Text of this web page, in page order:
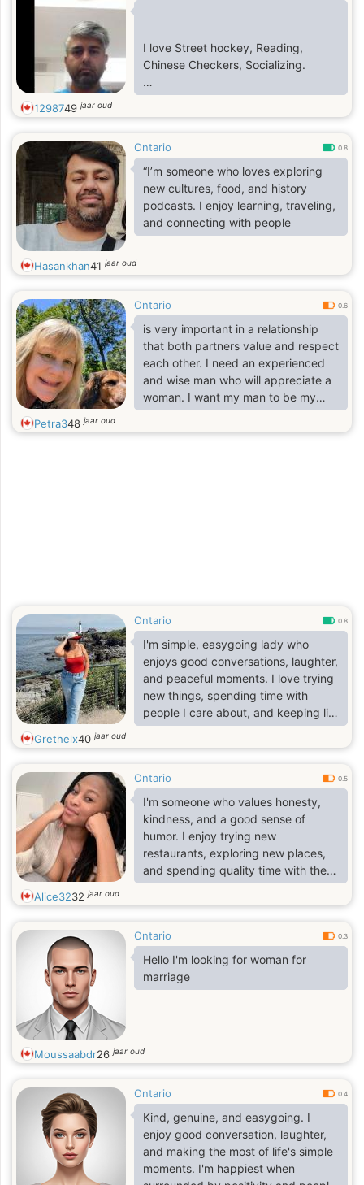
femme authentique, bienveillante et
ouverte d'esprit, avec qui construire
est l
I love Street hockey, Reading,
Chinese Checkers, Socializing.
I’m a fountain of knowledge.
Passionate about what I do.
-According to the definition of my
name.
1298749jaar oud
Ontario 0.8
“I’m someone who loves exploring
new cultures, food, and history
podcasts. I enjoy learning, traveling,
and connecting with people
Hasankhan41jaar oud
Ontario 0.6
is very important in a relationship
that both partners value and respect
each other. I need an experienced
and wise man who will appreciate a
woman. I want my man to be my
soulmate when everything is easy
and understandable in a
Petra348jaar oud
Ontario 0.8
I'm simple, easygoing lady who
enjoys good conversations, laughter,
and peaceful moments. I love trying
new things, spending time with
people I care about, and keeping life
positive.
Grethelx40jaar oud
Ontario 0.5
I'm someone who values honesty,
kindness, and a good sense of
humor. I enjoy trying new
restaurants, exploring new places,
and spending quality time with the
people I care about. I appreciate
meaningful conversations just as
laughter. I'm hardworking, open-
minded, and always looking for
opportunities to learn and grow. In
my free time, I like staying active,
looking to m
Alice3232jaar oud
Ontario 0.3
Hello I'm looking for woman for
marriage
Moussaabdr26jaar oud
Ontario 0.4
Kind, genuine, and easygoing. I
enjoy good conversation, laughter,
and making the most of life's simple
moments. I'm happiest when